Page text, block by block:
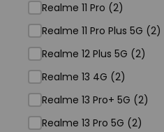
Realme 11 Pro (2)
Realme 11 Pro Plus 5G (2)
Realme 12 Plus 5G (2)
Realme 13 4G (2)
Realme 13 Pro+ 5G (2)
Realme 13 Pro 5G (2)